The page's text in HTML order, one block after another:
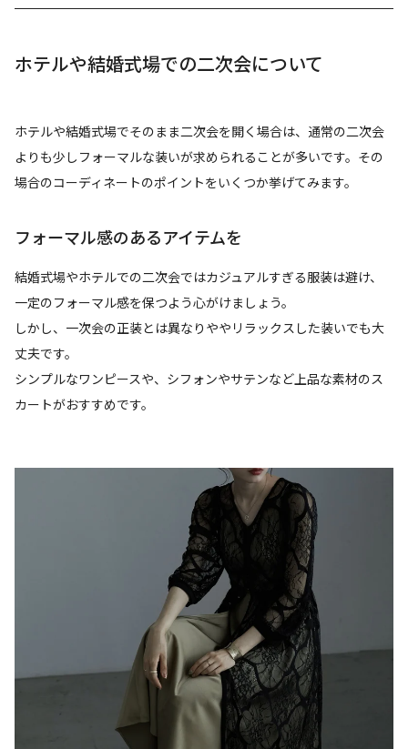
ホテルや結婚式場での二次会について
ホテルや結婚式場でそのまま二次会を開く場合は、通常の二次会
よりも少しフォーマルな装いが求められることが多いです。その
場合のコーディネートのポイントをいくつか挙げてみます。
フォーマル感のあるアイテムを
結婚式場やホテルでの二次会ではカジュアルすぎる服装は避け、
一定のフォーマル感を保つよう心がけましょう。
しかし、一次会の正装とは異なりややリラックスした装いでも大
丈夫です。
シンプルなワンピースや、シフォンやサテンなど上品な素材のス
カートがおすすめです。